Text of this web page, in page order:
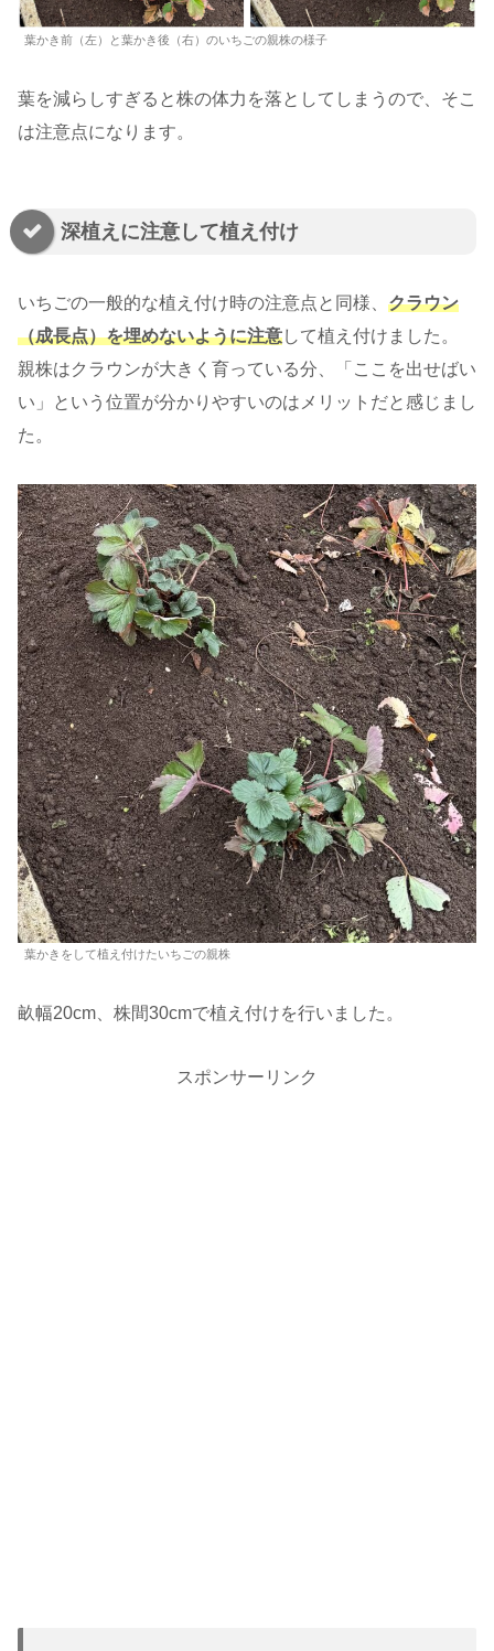
葉かき前（左）と葉かき後（右）のいちごの親株の様子
葉を減らしすぎると株の体力を落としてしまうので、そこ
は注意点になります。
深植えに注意して植え付け
いちごの一般的な植え付け時の注意点と同様、 クラウン
（成長点）を埋めないように注意して植え付けました。
親株はクラウンが大きく育っている分、「ここを出せばい
い」という位置が分かりやすいのはメリットだと感じまし
た。
葉かきをして植え付けたいちごの親株
畝幅20cm、株間30cmで植え付けを行いました。
スポンサーリンク